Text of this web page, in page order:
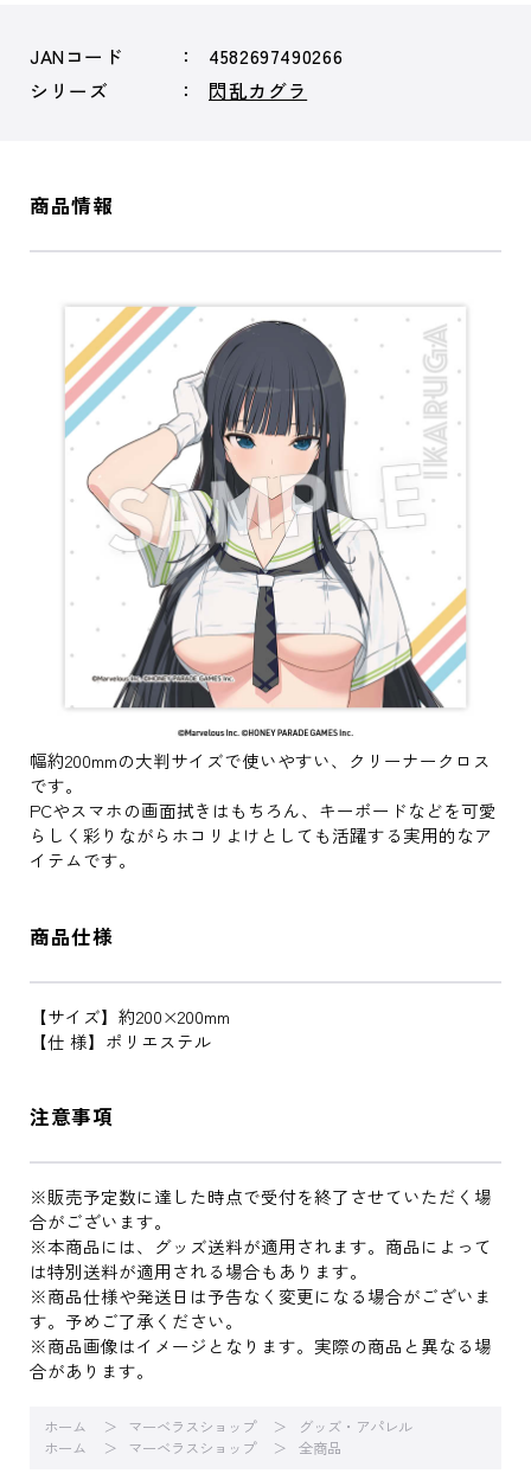
JANコード
4582697490266
シリーズ
閃乱カグラ
商品情報
幅約200mmの大判サイズで使いやすい、クリーナークロス
です。
PCやスマホの画面拭きはもちろん、キーボードなどを可愛
らしく彩りながらホコリよけとしても活躍する実用的なア
イテムです。
商品仕様
【サイズ】約200×200mm
【仕 様】ポリエステル
注意事項
※販売予定数に達した時点で受付を終了させていただく場
合がございます。
※本商品には、グッズ送料が適用されます。商品によって
は特別送料が適用される場合もあります。
※商品仕様や発送日は予告なく変更になる場合がございま
す。予めご了承ください。
※商品画像はイメージとなります。実際の商品と異なる場
合があります。
ホーム マーベラスショップ
グッズ・アパレル
ホーム
マーベラスショップ 全商品